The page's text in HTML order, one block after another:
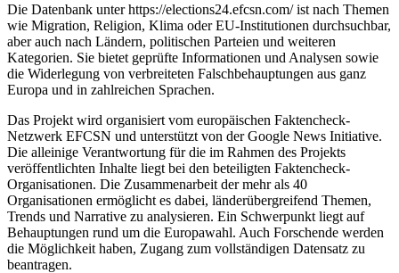
Die Datenbank unter https://elections24.efcsn.com/ ist nach Themen
wie Migration, Religion, Klima oder EU-Institutionen durchsuchbar,
aber auch nach Ländern, politischen Parteien und weiteren
Kategorien. Sie bietet geprüfte Informationen und Analysen sowie
die Widerlegung von verbreiteten Falschbehauptungen aus ganz
Europa und in zahlreichen Sprachen.
Das Projekt wird organisiert vom europäischen Faktencheck-
Netzwerk EFCSN und unterstützt von der Google News Initiative.
Die alleinige Verantwortung für die im Rahmen des Projekts
veröffentlichten Inhalte liegt bei den beteiligten Faktencheck-
Organisationen. Die Zusammenarbeit der mehr als 40
Organisationen ermöglicht es dabei, länderübergreifend Themen,
Trends und Narrative zu analysieren. Ein Schwerpunkt liegt auf
Behauptungen rund um die Europawahl. Auch Forschende werden
die Möglichkeit haben, Zugang zum vollständigen Datensatz zu
beantragen.